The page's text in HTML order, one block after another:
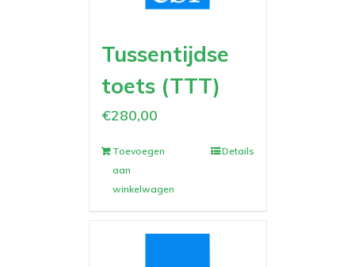
Tussentijdse
toets (TTT)
€280,00
Toevoegen
aan
winkelwagen
Details